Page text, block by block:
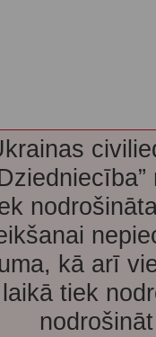
kā arī
tiek